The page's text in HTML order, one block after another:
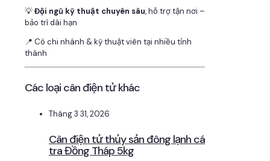
💡Đội ngũ kỹ thuật chuyên sâu, hỗ trợ tận nơi –
bảo trì dài hạn
📍 Có chi nhánh & kỹ thuật viên tại nhiều tỉnh
thành
Các loại cân điện tử khác
Tháng 3 31, 2026
Cân điện tử thủy sản đông lạnh cá
tra Đồng Tháp 5kg